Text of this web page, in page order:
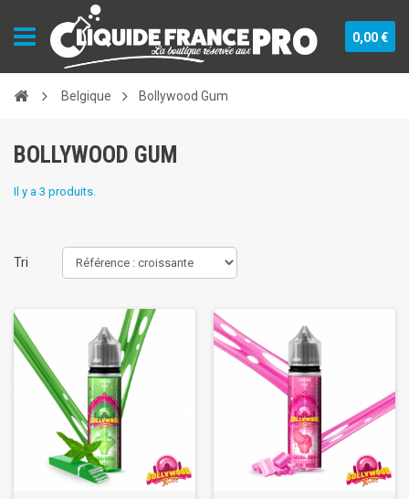
0,00 €
Belgique Bollywood Gum
BOLLYWOOD GUM
Il y a 3 produits.
Tri